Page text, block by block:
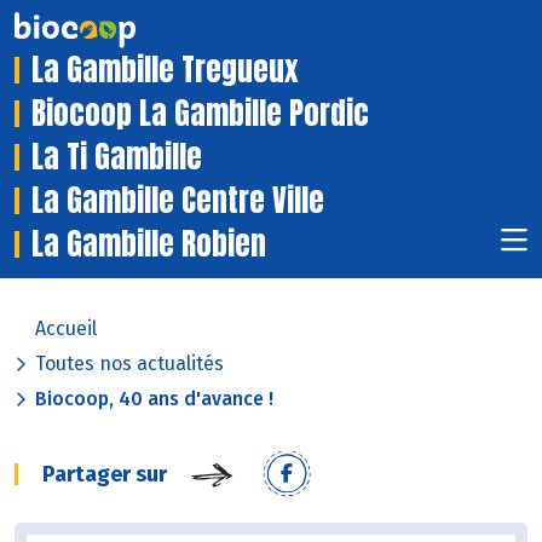
La Gambille Tregueux
Biocoop La Gambille Pordic
La Ti Gambille
La Gambille Centre Ville
La Gambille Robien
Accueil
Toutes nos actualités
Biocoop, 40 ans d'avance !
Partager sur